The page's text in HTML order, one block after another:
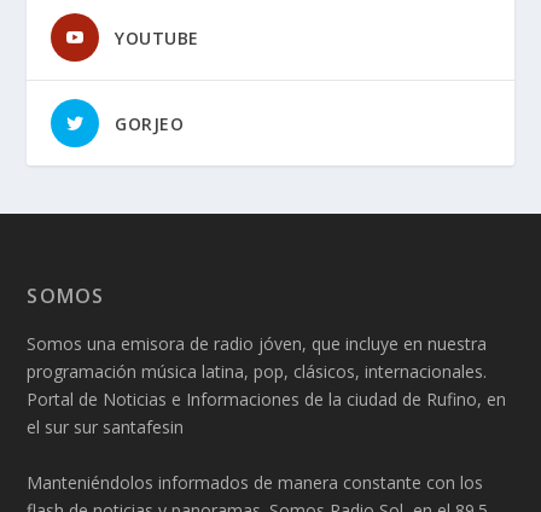
YOUTUBE
GORJEO
SOMOS
Somos una emisora de radio jóven, que incluye en nuestra
programación música latina, pop, clásicos, internacionales.
Portal de Noticias e Informaciones de la ciudad de Rufino, en
el sur sur santafesin
Manteniéndolos informados de manera constante con los